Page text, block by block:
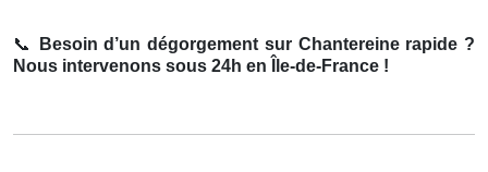
📞
Besoin d’un dégorgement sur Chantereine rapide ?
Nous intervenons sous 24h en Île-de-France !